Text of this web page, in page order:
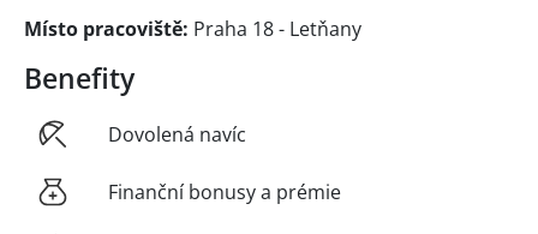
Místo pracoviště: Praha 18 - Letňany
Benefity
Dovolená navíc
Finanční bonusy a prémie